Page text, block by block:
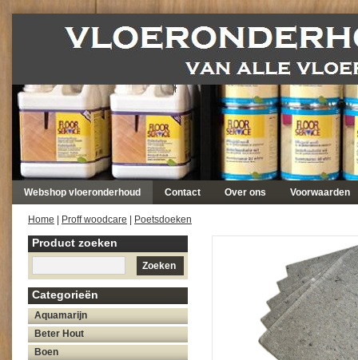
Webshop vloeronderhoud Contact Over ons Voorwaarden
Home Proff woodcare Poetsdoeken
Product zoeken
Zoeken
Categorieën
Aquamarijn
Beter Hout
Boen